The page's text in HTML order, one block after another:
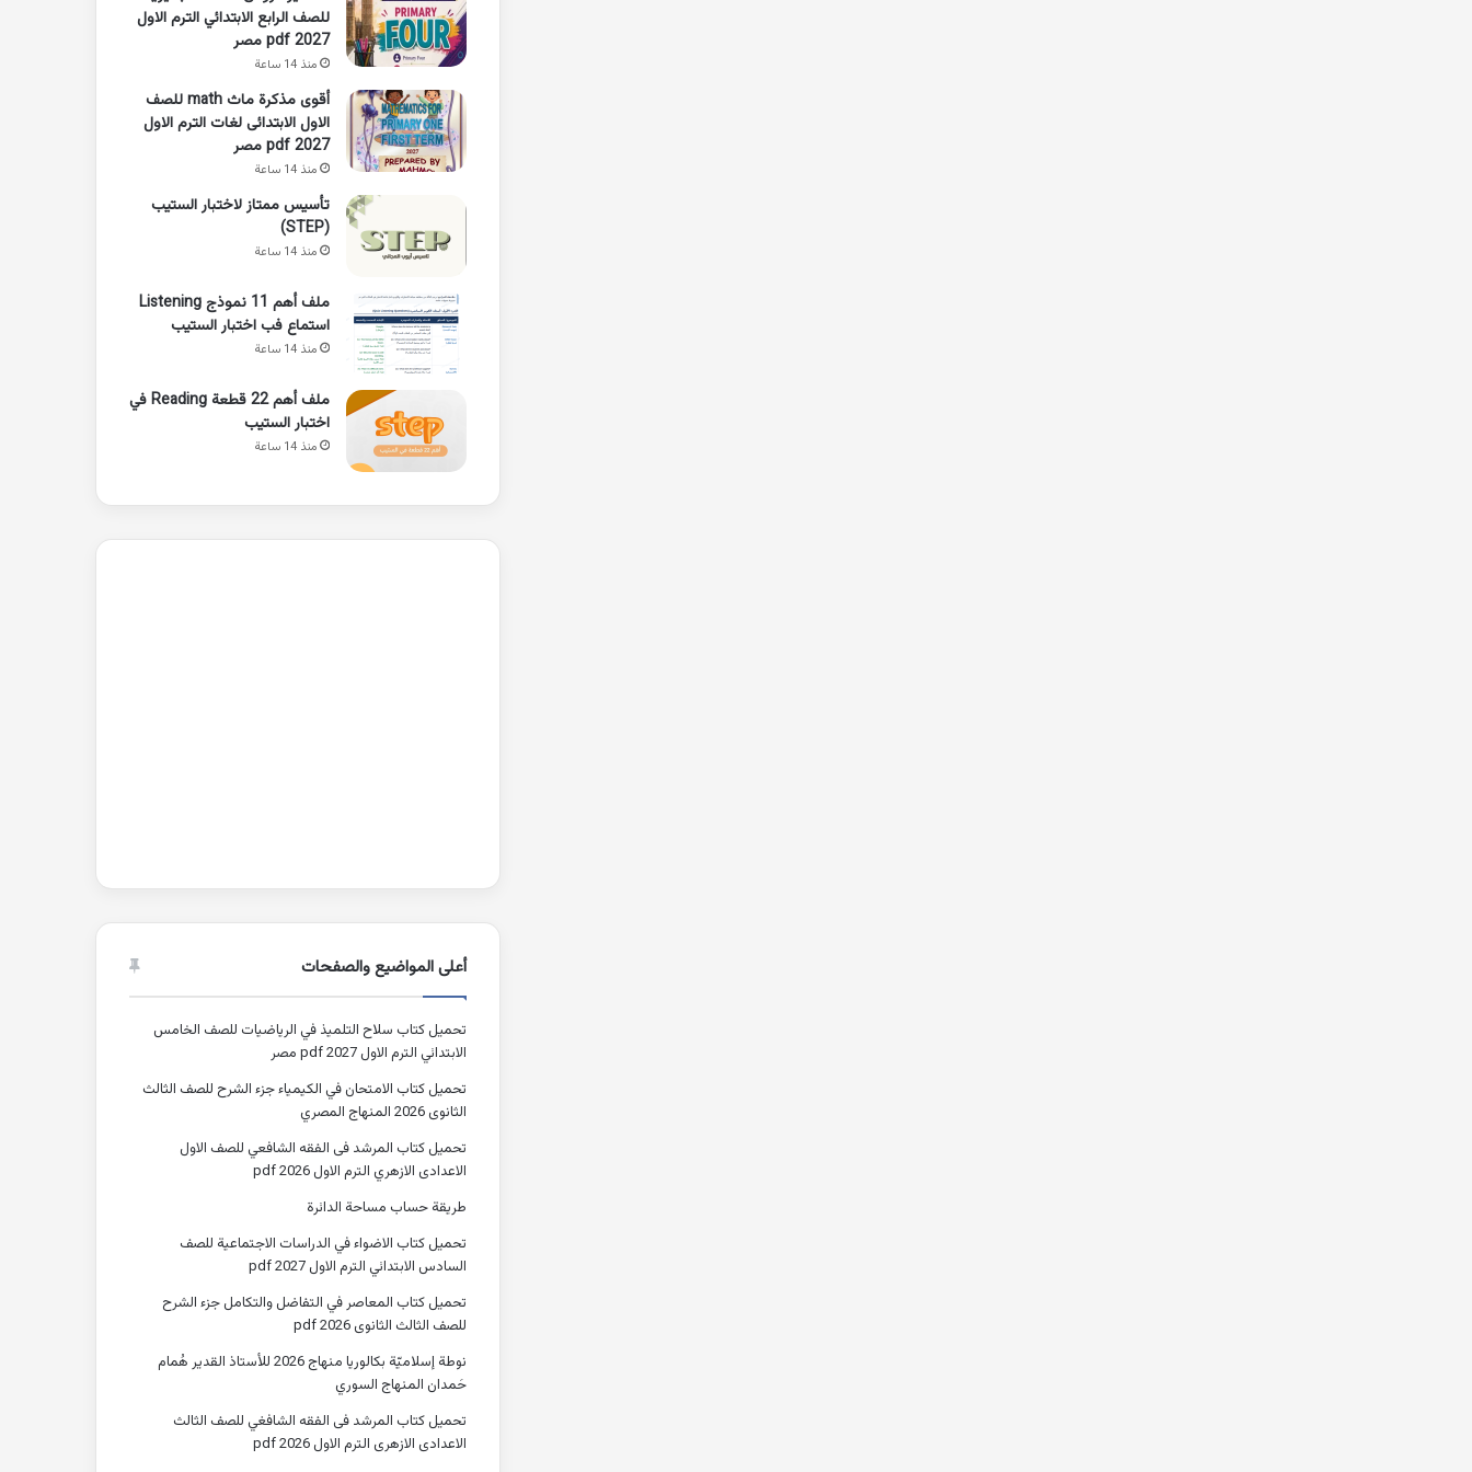
للصف الرابع الابتدائي الترم الاول
2027 pdf مصر
منذ 14 ساعة
أقوى مذكرة ماث math للصف
الاول الابتدائى لغات الترم الاول
pdf 2027 مصر
منذ 14 ساعة
تأسيس ممتاز لاختبار الستيب
(STEP)
منذ 14 ساعة
ملف أهم 11 نموذج Listening
استماع فب اختبار الستيب
منذ 14 ساعة
ملف أهم 22 قطعة Reading في
اختبار الستيب
منذ 14 ساعة
أعلى المواضيع والصفحات
تحميل كتاب سلاح التلميذ في الرياضيات للصف الخامس
الابتدائي الترم الاول 2027 pdf مصر
تحميل كتاب الامتحان في الكيمياء جزء الشرح للصف الثالث
الثانوى 2026 المنهاج المصري
تحميل كتاب المرشد فى الفقه الشافعي للصف الاول
الاعدادى الازهري الترم الاول 2026 pdf
طريقة حساب مساحة الدائرة
تحميل كتاب الاضواء في الدراسات الاجتماعية للصف
السادس الابتدائي الترم الاول 2027 pdf
تحميل كتاب المعاصر في التفاضل والتكامل جزء الشرح
للصف الثالث الثانوى 2026 pdf
نوطة إسلاميّة بكالوريا منهاج 2026 للأستاذ القدير هُمام
حَمدان المنهاج السوري
تحميل كتاب المرشد فى الفقه الشافغي للصف الثالث
الاعدادى الازهرى الترم الاول 2026 pdf